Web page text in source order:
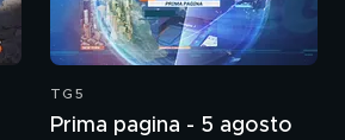
TG5
Prima pagina - 5 agosto